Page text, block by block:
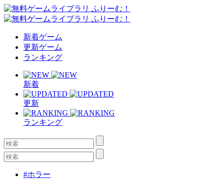
新着ゲーム
更新ゲーム
ランキング
新着
更新
ランキング
#ホラー